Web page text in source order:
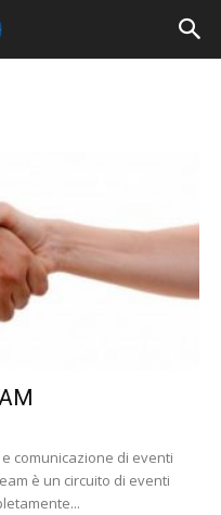
comunicazione di eventi
è un circuito di eventi